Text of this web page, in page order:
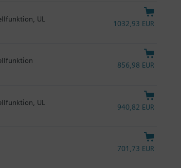
UL
1032,93 EUR
856,98 EUR
UL
940,82 EUR
701,73 EUR